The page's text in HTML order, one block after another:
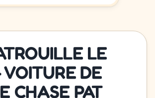
LE
DE
CHASE PAT